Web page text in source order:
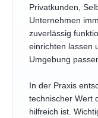
Privatkunden,
Unternehmen
zuverlässig
einrichten lassen
Umgebung
In der Praxis
technischer Wert
hilfreich ist.